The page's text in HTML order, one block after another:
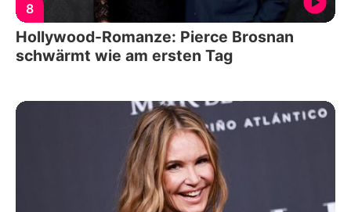
8
Hollywood-Romanze: Pierce Brosnan
schwärmt wie am ersten Tag